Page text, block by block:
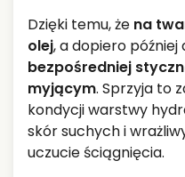
Dzięki temu, że na
olej, a dopiero
bezpośredniej
myjącym. Sprzyja to
kondycji warstwy
skór suchych i
uczucie ściągnięcia.